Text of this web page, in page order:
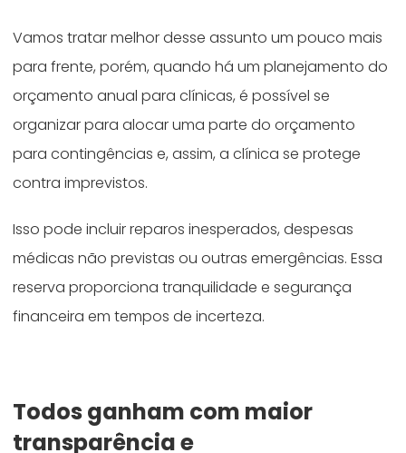
Vamos tratar melhor desse assunto um pouco mais
para frente, porém, quando há um planejamento do
orçamento anual para clínicas, é possível se
organizar para alocar uma parte do orçamento
para contingências e, assim, a clínica se protege
contra imprevistos.
Isso pode incluir reparos inesperados, despesas
médicas não previstas ou outras emergências. Essa
reserva proporciona tranquilidade e segurança
financeira em tempos de incerteza.
Todos ganham com maior
transparência e